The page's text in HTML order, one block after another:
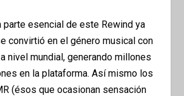
parte esencial de este Rewind ya
convirtió en el género musical con
nivel mundial, generando millones
en la plataforma. Así mismo los
(ésos que ocasionan sensación